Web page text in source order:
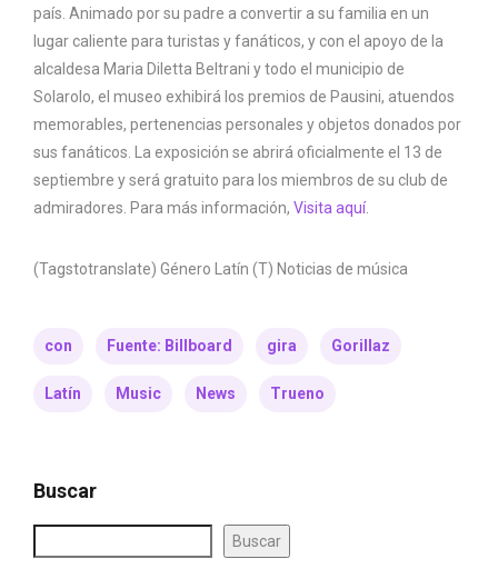
país. Animado por su padre a convertir a su familia en un
lugar caliente para turistas y fanáticos, y con el apoyo de la
alcaldesa Maria Diletta Beltrani y todo el municipio de
Solarolo, el museo exhibirá los premios de Pausini, atuendos
memorables, pertenencias personales y objetos donados por
sus fanáticos. La exposición se abrirá oficialmente el 13 de
septiembre y será gratuito para los miembros de su club de
admiradores. Para más información, Visita aquí.
(Tagstotranslate) Género Latín (T) Noticias de música
con Fuente: Billboard gira Gorillaz
Latín Music News Trueno
Buscar
Buscar